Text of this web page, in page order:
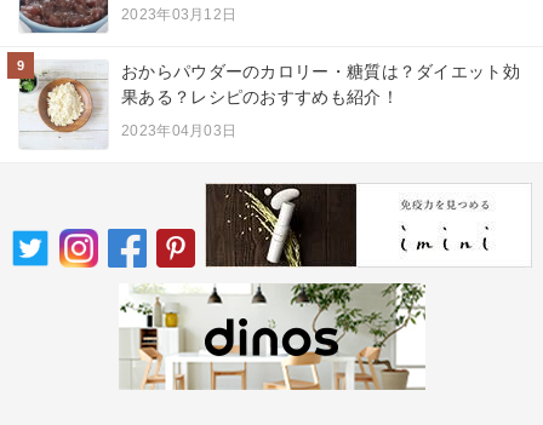
2023年03月12日
9
おからパウダーのカロリー・糖質は？ダイエット効
果ある？レシピのおすすめも紹介！
2023年04月03日